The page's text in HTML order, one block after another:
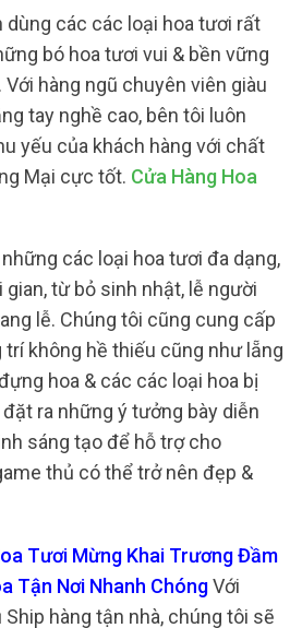
dùng các các loại hoa tươi rất
bó hoa tươi vui & bền vững
hàng ngũ chuyên viên giàu
tay nghề cao, bên tôi luôn
yếu của khách hàng với chất
Mại cực tốt. Cửa Hàng Hoa
các loại hoa tươi đa dạng,
từ bỏ sinh nhật, lễ người
lễ. Chúng tôi cũng cung cấp
không hề thiếu cũng như lẵng
hoa & các các loại hoa bị
ra những ý tưởng bày diễn
sáng tạo để hỗ trợ cho
thủ có thể trở nên đẹp &
Tươi Mừng Khai Trương Đầm
Tận Nơi Nhanh ChóngVới
hàng tận nhà, chúng tôi sẽ